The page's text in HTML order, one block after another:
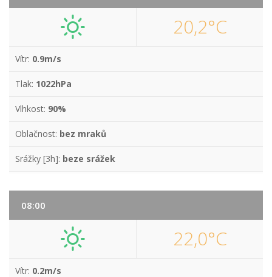
20,2°C
Vítr: 0.9m/s
Tlak: 1022hPa
Vlhkost: 90%
Oblačnost: bez mraků
Srážky [3h]: beze srážek
08:00
22,0°C
Vítr: 0.2m/s